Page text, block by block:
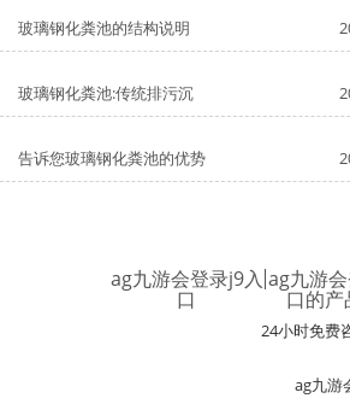
玻璃钢化粪池的结构说明
玻璃钢化粪池:传统排污沉
告诉您玻璃钢化粪池的优势
ag九游会登录j9入
口
ag九游
口的产
24小时免费
ag九游